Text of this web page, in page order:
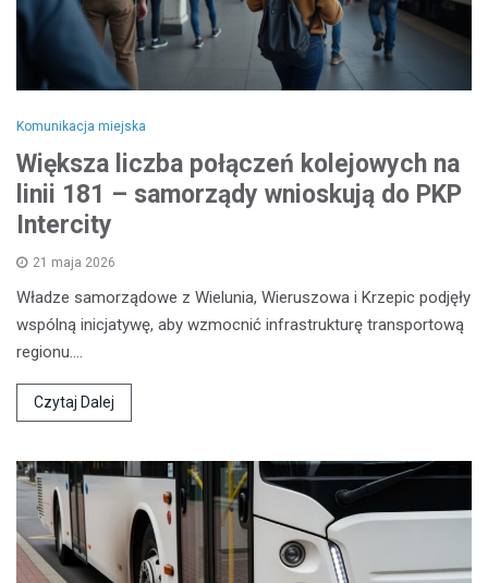
Komunikacja miejska
Większa liczba połączeń kolejowych na
linii 181 – samorządy wnioskują do PKP
Intercity
21 maja 2026
Władze samorządowe z Wielunia, Wieruszowa i Krzepic podjęły
wspólną inicjatywę, aby wzmocnić infrastrukturę transportową
regionu.…
Czytaj Dalej